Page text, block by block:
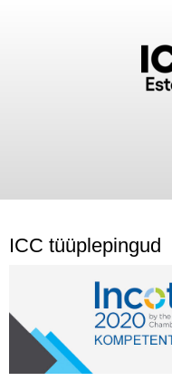
ICC Eesti liikmebaas
Liikmete pakkumised
Astu ICC Eesti liikmeks!
Kalender
ICC tüüplepingud